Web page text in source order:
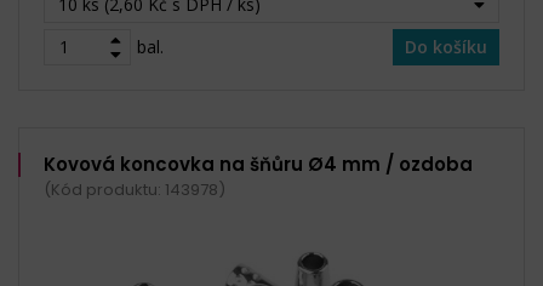
bal.
Do košíku
Kovová koncovka na šňůru Ø4 mm / ozdoba
(Kód produktu: 143978)